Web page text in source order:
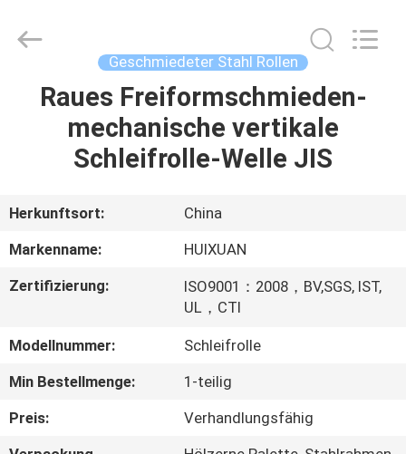
HAUS
PRODUKTE
VIDEOS
UNS
FABRIK-
AUSFLUG
QUALITÄTSKONTROLLE
ENERGY
EQUIPMENT
Geschmiedeter Stahl Rollen
Raues Freiformschmieden-
mechanische vertikale
Schleifrolle-Welle JIS
Herkunftsort:
China
Markenname:
HUIXUAN
Zertifizierung:
ISO9001：2008，BV,SGS, IST,
UL，CTI
Modellnummer:
Schleifrolle
Min Bestellmenge:
1-teilig
Preis:
Verhandlungsfähig